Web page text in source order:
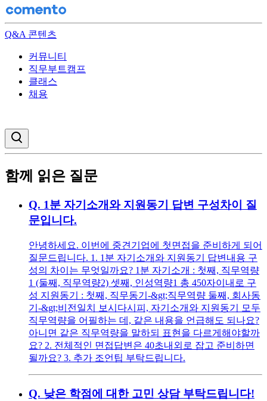
Q&A 콘텐츠
커뮤니티
직무부트캠프
클래스
채용
함께 읽은 질문
Q. 1분 자기소개와 지원동기 답변 구성차이 질
문입니다.
안녕하세요. 이번에 중견기업에 첫면접을 준비하게 되어
질문드립니다. 1. 1분 자기소개와 지원동기 답변내용 구
성의 차이는 무엇일까요? 1분 자기소개 : 첫째, 직무역량
1 (둘째, 직무역량2) 셋째, 인성역량1 총 450자이내로 구
성 지원동기 : 첫째, 직무동기-&gt;직무역량 둘째, 회사동
기-&gt;비전일치 보시다시피, 자기소개와 지원동기 모두
직무역량을 어필하는 데, 같은 내용을 언급해도 되나요?
아니면 같은 직무역량을 말하되 표현을 다르게해야할까
요? 2. 전체적인 면접답변은 40초내외로 잡고 준비하면
될까요? 3. 추가 조언팁 부탁드립니다.
Q. 낮은 학점에 대한 고민 상담 부탁드립니다!